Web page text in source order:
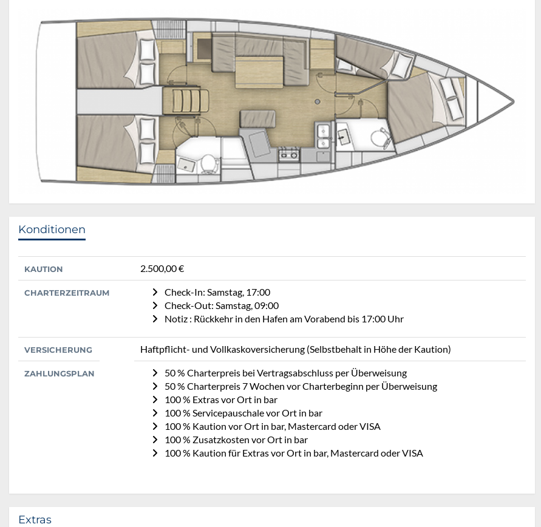
Konditionen
KAUTION 2.500,00 €
CHARTERZEITRAUM
Check-In: Samstag, 17:00
Check-Out: Samstag, 09:00
Notiz : Rückkehr in den Hafen am Vorabend bis 17:00 Uhr
VERSICHERUNG Haftpflicht- und Vollkaskoversicherung (Selbstbehalt in Höhe der Kaution)
ZAHLUNGSPLAN
50 % Charterpreis bei Vertragsabschluss per Überweisung
50 % Charterpreis 7 Wochen vor Charterbeginn per Überweisung
100 % Extras vor Ort in bar
100 % Servicepauschale vor Ort in bar
100 % Kaution vor Ort in bar, Mastercard oder VISA
100 % Zusatzkosten vor Ort in bar
100 % Kaution für Extras vor Ort in bar, Mastercard oder VISA
Extras